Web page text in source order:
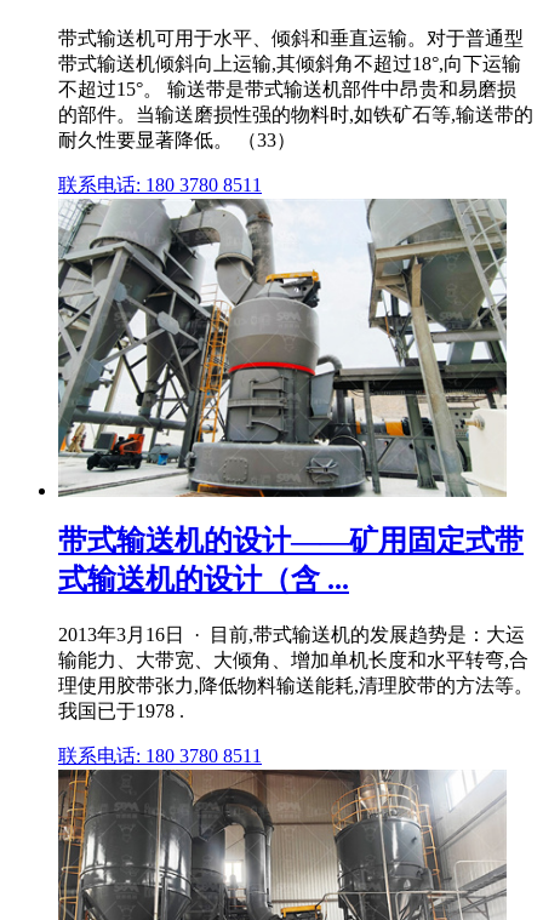
带式输送机可用于水平、倾斜和垂直运输。对于普通型
带式输送机倾斜向上运输,其倾斜角不超过18°,向下运输
不超过15°。 输送带是带式输送机部件中昂贵和易磨损
的部件。当输送磨损性强的物料时,如铁矿石等,输送带的
耐久性要显著降低。 （33）
联系电话: 180 3780 8511
带式输送机的设计——矿用固定式带
式输送机的设计（含 ...
2013年3月16日 · 目前,带式输送机的发展趋势是：大运
输能力、大带宽、大倾角、增加单机长度和水平转弯,合
理使用胶带张力,降低物料输送能耗,清理胶带的方法等。
我国已于1978 .
联系电话: 180 3780 8511